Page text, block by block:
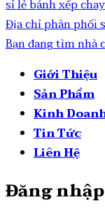
sỉ lẻ bánh xếp
Địa chỉ phân phối
Bạn đang tìm nhà
Giới Thiệu
Sản Phẩm
Kinh
Tin Tức
Liên Hệ
Đăng nhập